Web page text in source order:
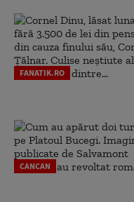
FANATIK.RO
CANCAN